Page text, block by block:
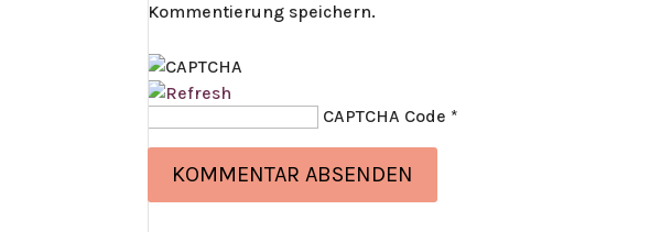
Kommentierung speichern.
CAPTCHA Code *